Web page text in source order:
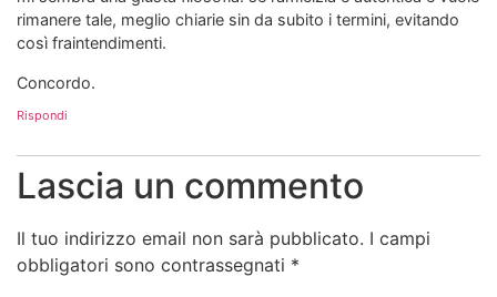
rimanere tale, meglio chiarie sin da subito i termini, evitando
così fraintendimenti.
Concordo.
Rispondi
Lascia un commento
Il tuo indirizzo email non sarà pubblicato. I campi
obbligatori sono contrassegnati *